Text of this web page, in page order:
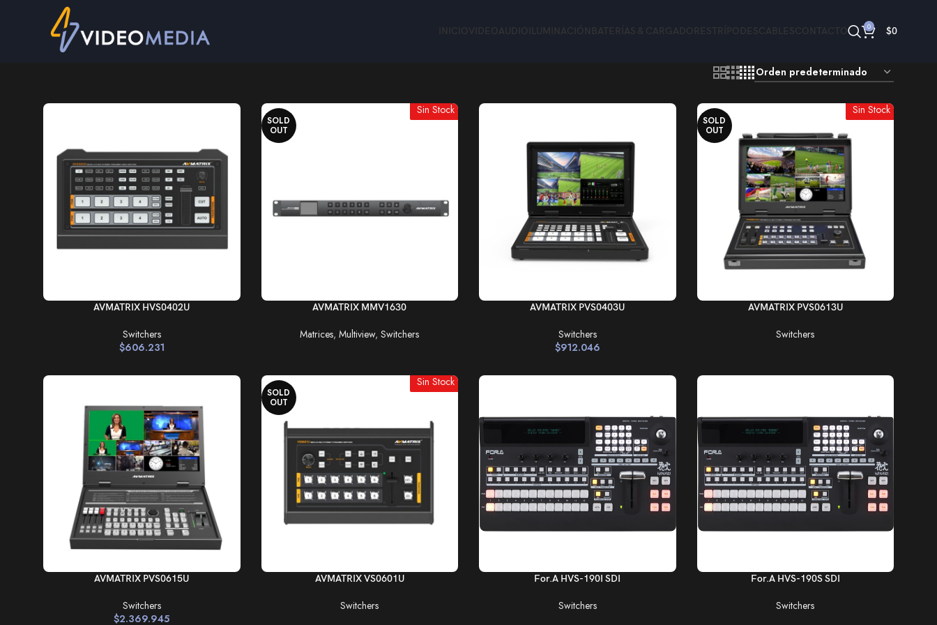
INICIOVIDEOAUDIO ILUMINACIÓN BATERÍAS & CARGADORESTRÍPODESCABLESCONTACTO 0 $0
AÑADIR AL CARRITOAVMATRIX HVS0402U
Switchers
$606.231
SOLD
OUT
Sin Stock
AVMATRIX MMV1630
Matrices,Multiview,Switchers
AÑADIR AL CARRITOAVMATRIX PVS0403U
Switchers
$912.046
SOLD
OUT
Sin Stock
AVMATRIX PVS0613U
Switchers
AÑADIR AL CARRITOAVMATRIX PVS0615U
Switchers
$2.369.945
SOLD
OUT
Sin Stock
AVMATRIX VS0601U
Switchers
For.A HVS-190I SDI
Switchers
For.A HVS-190S SDI
Switchers